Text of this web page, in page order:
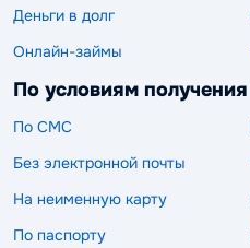
Деньги в долг
Онлайн-займы
По условиям получения
По СМС
Без электронной почты
На неименную карту
По паспорту